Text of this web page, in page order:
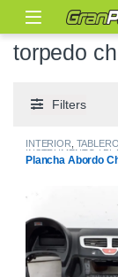
torpedo
Filters
INTERIOR
INSTRUMENTO /
ABORDO
Plancha Abordo